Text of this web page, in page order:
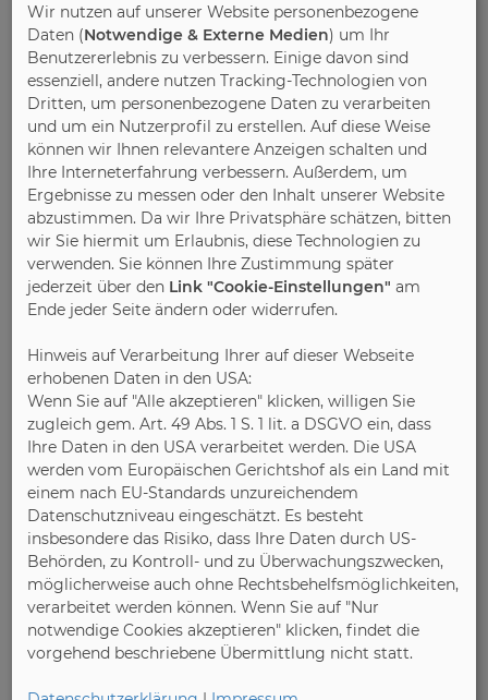
spoga + gafa
Köln - spoga + gafa
Die Messe spoga + gafa ist eine
internationale Leitmesse für die Garten-
und Freizeitbranche, die jährlich auf dem
Gelände der Koelnmesse stattfindet.
Wir nutzen auf unserer Website personenbezogene
Daten (Notwendige & Externe Medien) um Ihr
Benutzererlebnis zu verbessern. Einige davon sind
essenziell, andere nutzen Tracking-Technologien von
Dritten, um personenbezogene Daten zu verarbeiten
und um ein Nutzerprofil zu erstellen. Auf diese Weise
können wir Ihnen relevantere Anzeigen schalten und
Ihre Interneterfahrung verbessern. Außerdem, um
Ergebnisse zu messen oder den Inhalt unserer Website
abzustimmen. Da wir Ihre Privatsphäre schätzen, bitten
wir Sie hiermit um Erlaubnis, diese Technologien zu
verwenden. Sie können Ihre Zustimmung später
jederzeit über den Link "Cookie-Einstellungen" am
Ende jeder Seite ändern oder widerrufen.
Hinweis auf Verarbeitung Ihrer auf dieser Webseite
erhobenen Daten in den USA:
Wenn Sie auf "Alle akzeptieren" klicken, willigen Sie
zugleich gem. Art. 49 Abs. 1 S. 1 lit. a DSGVO ein, dass
Ihre Daten in den USA verarbeitet werden. Die USA
werden vom Europäischen Gerichtshof als ein Land mit
einem nach EU-Standards unzureichendem
Datenschutzniveau eingeschätzt. Es besteht
insbesondere das Risiko, dass Ihre Daten durch US-
Behörden, zu Kontroll- und zu Überwachungszwecken,
möglicherweise auch ohne Rechtsbehelfsmöglichkeiten,
verarbeitet werden können. Wenn Sie auf "Nur
notwendige Cookies akzeptieren" klicken, findet die
vorgehend beschriebene Übermittlung nicht statt.